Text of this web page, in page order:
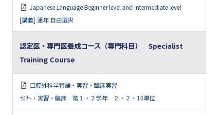
Japanese Language Beginner level and Intermediate level
[講義] 通年 自由選択
認定医・専門医養成コース（専門科目） Specialist
Training Course
口腔外科学特論・実習・臨床実習
ｾﾐﾅｰ・実習・臨床 第１・２学年 ２・２・10単位